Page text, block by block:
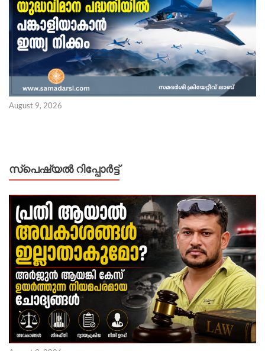
August 9, 2026
സ്പെഷ്യൽ റിപ്പോര്‍ട്ട്